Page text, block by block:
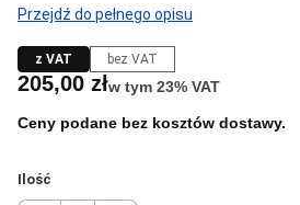
Przejdź do pełnego opisu
z VAT bez VAT
Cena
205,00 złw tym 23% VAT
w tym 23% VAT
Ceny podane bez kosztów dostawy.
Ilość